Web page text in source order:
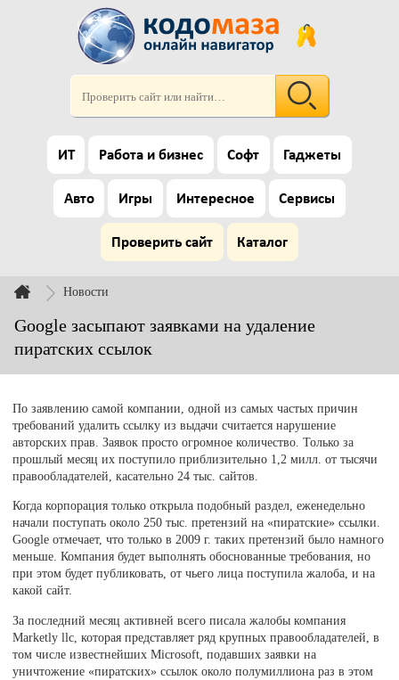
ИТ Работа и бизнес Софт Гаджеты
Авто Игры Интересное Сервисы
Проверить сайт Каталог
Новости
Google засыпают заявками на удаление
пиратских ссылок
По заявлению самой компании, одной из самых частых причин
требований удалить ссылку из выдачи считается нарушение
авторских прав. Заявок просто огромное количество. Только за
прошлый месяц их поступило приблизительно 1,2 милл. от тысячи
правообладателей, касательно 24 тыс. сайтов.
Когда корпорация только открыла подобный раздел, еженедельно
начали поступать около 250 тыс. претензий на «пиратские» ссылки.
Google отмечает, что только в 2009 г. таких претензий было намного
меньше. Компания будет выполнять обоснованные требования, но
при этом будет публиковать, от чьего лица поступила жалоба, и на
какой сайт.
За последний месяц активней всего писала жалобы компания
Marketly llc, которая представляет ряд крупных правообладателей, в
том числе известнейших Microsoft, подавших заявки на
уничтожение «пиратских» ссылок около полумиллиона раз в этом